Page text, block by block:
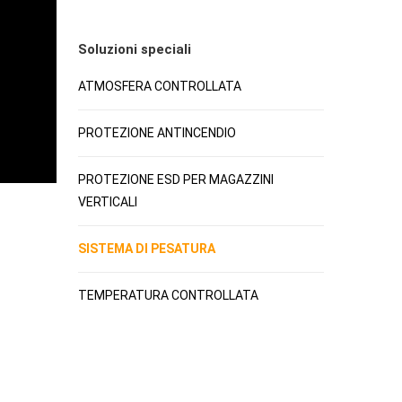
Soluzioni speciali
ATMOSFERA CONTROLLATA
PROTEZIONE ANTINCENDIO
PROTEZIONE ESD PER MAGAZZINI
VERTICALI
SISTEMA DI PESATURA
TEMPERATURA CONTROLLATA